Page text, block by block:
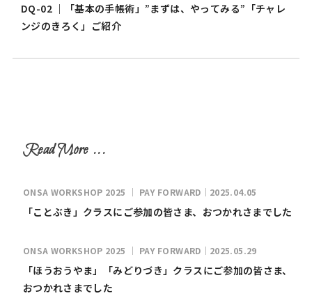
DQ-02 ｜「基本の手帳術」”まずは、やってみる”「チャレ
ンジのきろく」ご紹介
ONSA WORKSHOP 2025 ｜ PAY FORWARD｜2025.04.05
「ことぶき」クラスにご参加の皆さま、おつかれさまでした
ONSA WORKSHOP 2025 ｜ PAY FORWARD｜2025.05.29
「ほうおうやま」「みどりづき」クラスにご参加の皆さま、
おつかれさまでした